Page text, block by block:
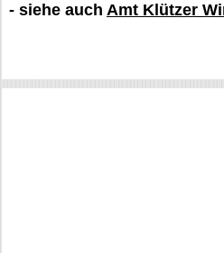
- siehe auch Amt Klützer